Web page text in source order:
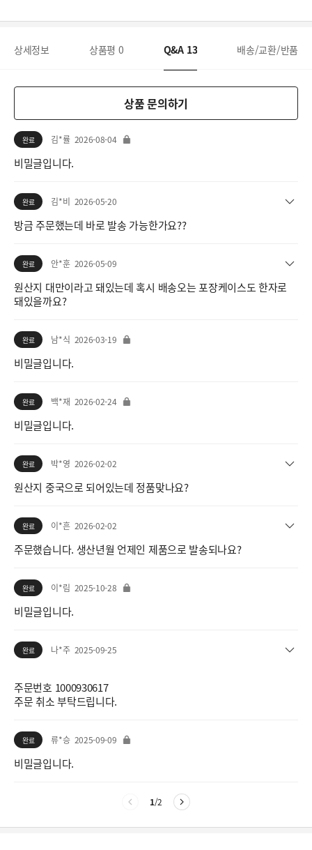
상세정보 상품평 0 Q&A 13 배송/교환/반품
상품 문의하기
완료 김*률 2026-08-04
비밀글입니다.
완료 김*비 2026-05-20
방금 주문했는데 바로 발송 가능한가요??
완료 안*훈 2026-05-09
원산지 대만이라고 돼있는데 혹시 배송오는 포장케이스도 한자로
돼있을까요?
완료 남*식 2026-03-19
비밀글입니다.
완료 백*재 2026-02-24
비밀글입니다.
완료 박*영 2026-02-02
원산지 중국으로 되어있는데 정품맞나요?
완료 이*흔 2026-02-02
주문했습니다. 생산년월 언제인 제품으로 발송되나요?
완료 이*림 2025-10-28
비밀글입니다.
완료 나*주 2025-09-25
주문번호 1000930617
주문 취소 부탁드립니다.
완료 류*승 2025-09-09
비밀글입니다.
1/2